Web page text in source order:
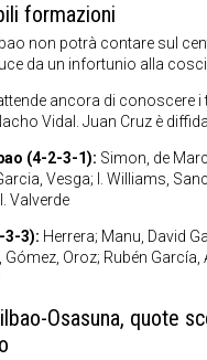
formazioni
non potrà contare sul
da un infortunio alla
ancora di conoscere i
Vidal. Juan Cruz è
(4-2-3-1): Simon, de
Vesga; I. Williams,
Valverde
3-3): Herrera; Manu, David
Gómez, Oroz; Rubén García,
Osasuna, quote